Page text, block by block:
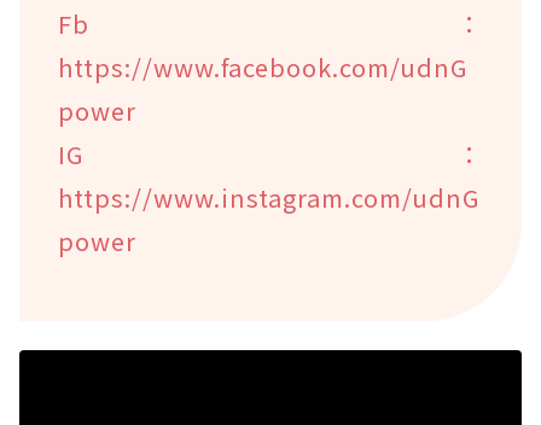
Fb：
https://www.facebook.com/udnG
power
IG：
https://www.instagram.com/udnG
power